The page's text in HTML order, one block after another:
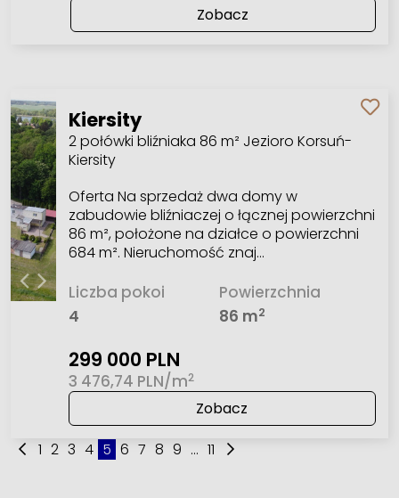
Zobacz
Kiersity
2 połówki bliźniaka 86 m² Jezioro Korsuń-
Kiersity
Oferta Na sprzedaż dwa domy w
zabudowie bliźniaczej o łącznej powierzchni
86 m², położone na działce o powierzchni
684 m². Nieruchomość znaj…
Liczba pokoi
4
Powierzchnia
86 m2
299 000 PLN
3 476,74 PLN/m2
Zobacz
1 2 3 4 5 6 7 8 9 ... 11